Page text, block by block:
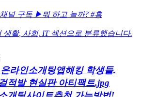
널 구독 ▶뭐 하고 놀까? #흥
생활, 사회, IT섹션으로 분류했습니다.
라인소개팅앱해킹 학생들.
적발 현실판 아티팩트.jpg